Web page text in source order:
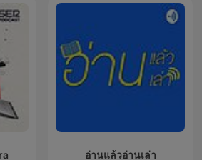
อ่านแล้วอ่านเล่า